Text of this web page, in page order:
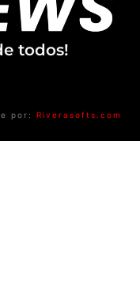
todos!
por: Riverasofts.com